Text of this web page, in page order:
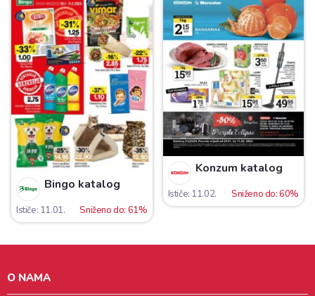
Bingo katalog
Ističe: 11.01. Sniženo do: 61%
Konzum katalog
Ističe: 11.02. Sniženo do: 60%
O NAMA